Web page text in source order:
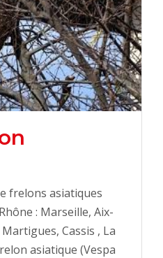
frelons asiatiques
: Marseille, Aix-
Cassis , La
asiatique (Vespa